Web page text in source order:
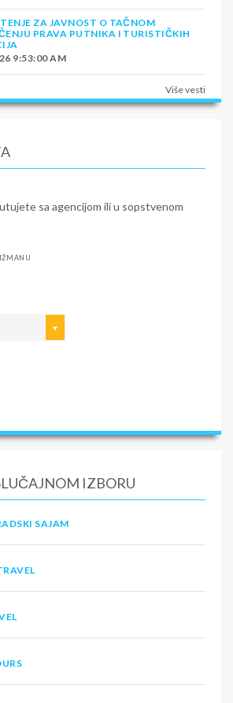
ZA JAVNOST O TAČNOM
PRAVA PUTNIKA I TURISTIČKIH
9:53:00 AM
Više vesti
sa agencijom ili u sopstvenom
IZBORU
SAJAM